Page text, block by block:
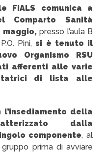
FIALS comunica a
Sanità
maggio,presso l’aula B
Pini,si è tenuto il
Organismo RSU
afferenti alle varie
di lista alle
l’insediamento della
dalla
componente, al
prima di avviare